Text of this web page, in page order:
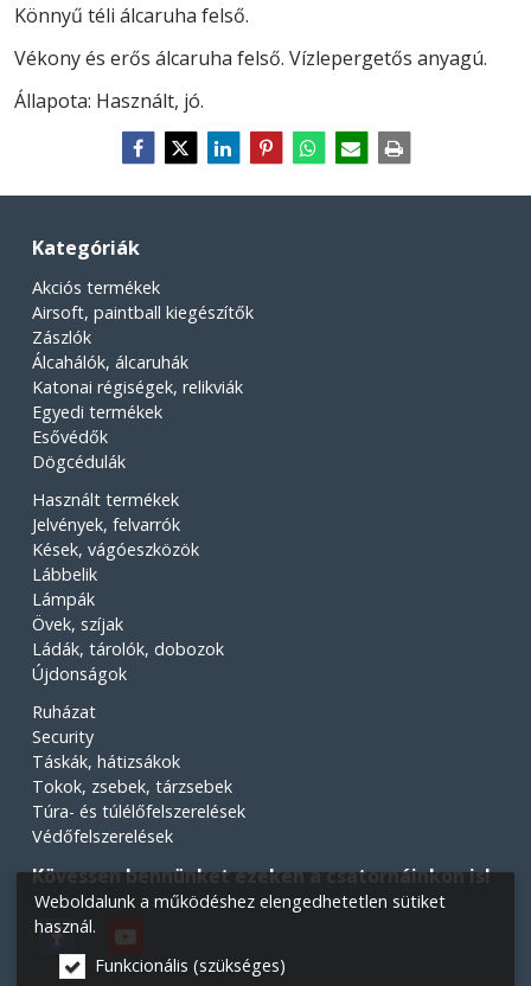
Könnyű téli álcaruha felső.
Vékony és erős álcaruha felső. Vízlepergetős anyagú.
Állapota: Használt, jó.
Kategóriák
Akciós termékek
Airsoft, paintball kiegészítők
Zászlók
Álcahálók, álcaruhák
Katonai régiségek, relikviák
Egyedi termékek
Esővédők
Dögcédulák
Használt termékek
Jelvények, felvarrók
Kések, vágóeszközök
Lábbelik
Lámpák
Övek, szíjak
Ládák, tárolók, dobozok
Újdonságok
Ruházat
Security
Táskák, hátizsákok
Tokok, zsebek, tárzsebek
Túra- és túlélőfelszerelések
Védőfelszerelések
Kövessen bennünket ezeken a csatornáinkon is!
Weboldalunk a működéshez elengedhetetlen sütiket
használ.
Funkcionális (szükséges)